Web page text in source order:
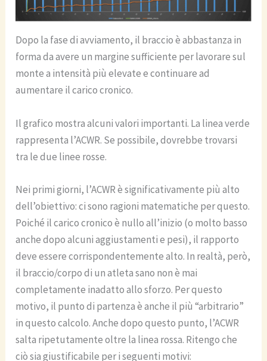
Dopo la fase di avviamento, il braccio è abbastanza in
forma da avere un margine sufficiente per lavorare sul
monte a intensità più elevate e continuare ad
aumentare il carico cronico.
Il grafico mostra alcuni valori importanti. La linea verde
rappresenta l’ACWR. Se possibile, dovrebbe trovarsi
tra le due linee rosse.
Nei primi giorni, l’ACWR è significativamente più alto
dell’obiettivo: ci sono ragioni matematiche per questo.
Poiché il carico cronico è nullo all’inizio (o molto basso
anche dopo alcuni aggiustamenti e pesi), il rapporto
deve essere corrispondentemente alto. In realtà, però,
il braccio/corpo di un atleta sano non è mai
completamente inadatto allo sforzo. Per questo
motivo, il punto di partenza è anche il più “arbitrario”
in questo calcolo. Anche dopo questo punto, l’ACWR
salta ripetutamente oltre la linea rossa. Ritengo che
ciò sia giustificabile per i seguenti motivi: